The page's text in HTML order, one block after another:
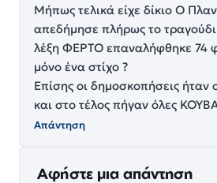
Μήπως τελικά είχε δίκιο Ο
απεδήμησε πλήρως το τραγούδι
λέξη ΦΕΡΤΟ επαναλήφθηκε 74
μόνο ένα στίχο ?
Επίσης οι δημοσκοπήσεις ήταν
και στο τέλος πήγαν όλες
Απάντηση
Αφήστε μια απάντηση